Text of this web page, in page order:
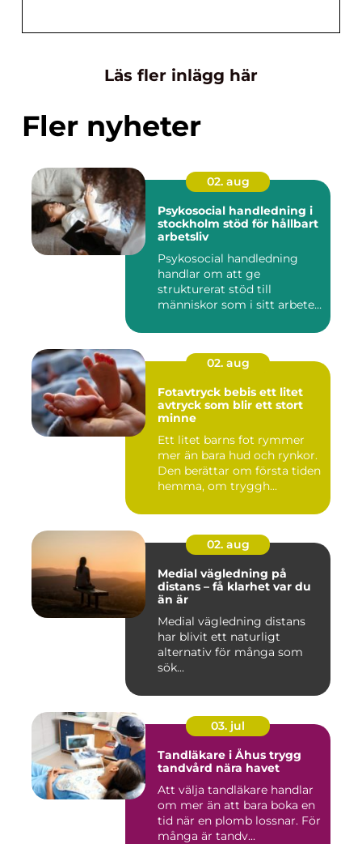
Läs fler inlägg här
Fler nyheter
02. aug
Psykosocial handledning i
stockholm stöd för hållbart
arbetsliv
Psykosocial handledning
handlar om att ge
strukturerat stöd till
människor som i sitt arbete
02. aug
Fotavtryck bebis ett litet
avtryck som blir ett stort
minne
Ett litet barns fot rymmer
mer än bara hud och rynkor.
Den berättar om första tiden
hemma, om tryggh...
02. aug
Medial vägledning på
distans – få klarhet var du
än är
Medial vägledning distans
har blivit ett naturligt
alternativ för många som
sök...
03. jul
Tandläkare i Åhus trygg
tandvård nära havet
Att välja tandläkare handlar
om mer än att bara boka en
tid när en plomb lossnar. För
många är tandv...